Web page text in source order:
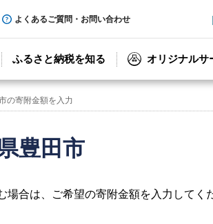
よくあるご質問・お問い合わせ
ふるさと納税を知る オリジナルサ
の寄附金額を入力
豊田市
場合は、ご希望の寄附金額を入力してく